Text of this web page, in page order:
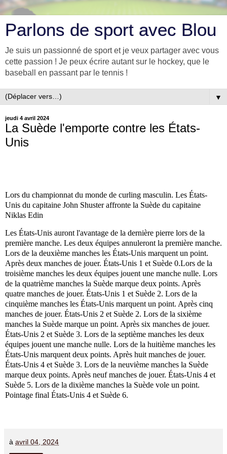
Parlons de sport avec Blou
Je suis un passionné de sport et je veux partager avec vous
cette passion ! Je peux écrire autant sur le hockey, que le
baseball en passant par le tennis !
▼
jeudi 4 avril 2024
La Suède l'emporte contre les États-
Unis
Lors du championnat du monde de curling masculin. Les États-
Unis du capitaine John Shuster affronte la Suède du capitaine
Niklas Edin
Les États-Unis auront l'avantage de la dernière pierre lors de la
première manche. Les deux équipes annuleront la première manche.
Lors de la deuxième manches les États-Unis marquent un point.
Après deux manches de jouer. États-Unis 1 et Suède 0.Lors de la
troisième manches les deux équipes jouent une manche nulle. Lors
de la quatrième manches la Suède marque deux points. Après
quatre manches de jouer. États-Unis 1 et Suède 2. Lors de la
cinquième manches les États-Unis marquent un point. Après cinq
manches de jouer. États-Unis 2 et Suède 2. Lors de la sixième
manches la Suède marque un point. Après six manches de jouer.
États-Unis 2 et Suède 3. Lors de la septième manches les deux
équipes jouent une manche nulle. Lors de la huitième manches les
États-Unis marquent deux points. Après huit manches de jouer.
États-Unis 4 et Suède 3. Lors de la neuvième manches la Suède
marque deux points. Après neuf manches de jouer. États-Unis 4 et
Suède 5. Lors de la dixième manches la Suède vole un point.
Pointage final États-Unis 4 et Suède 6.
à avril 04, 2024